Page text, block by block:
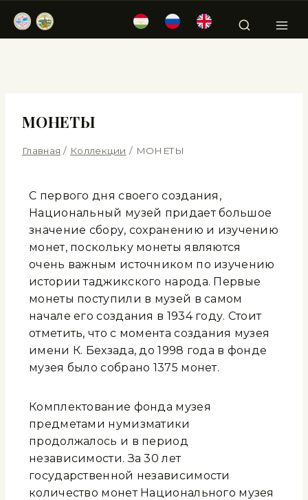
МОНЕТЫ
Главная / Коллекции / МОНЕТЫ
С первого дня своего создания,
Национальный музей придает большое
значение сбору, сохранению и изучению
монет, поскольку монеты являются
очень важным источником по изучению
истории таджикского народа. Первые
монеты поступили в музей в самом
начале его создания в 1934 году. Стоит
отметить, что с момента создания музея
имени К. Бехзада, до 1998 года в фонде
музея было собрано 1375 монет.
Комплектование фонда музея
предметами нумизматики
продолжалось и в период
независимости. За 30 лет
государственной независимости
количество монет Национального музея